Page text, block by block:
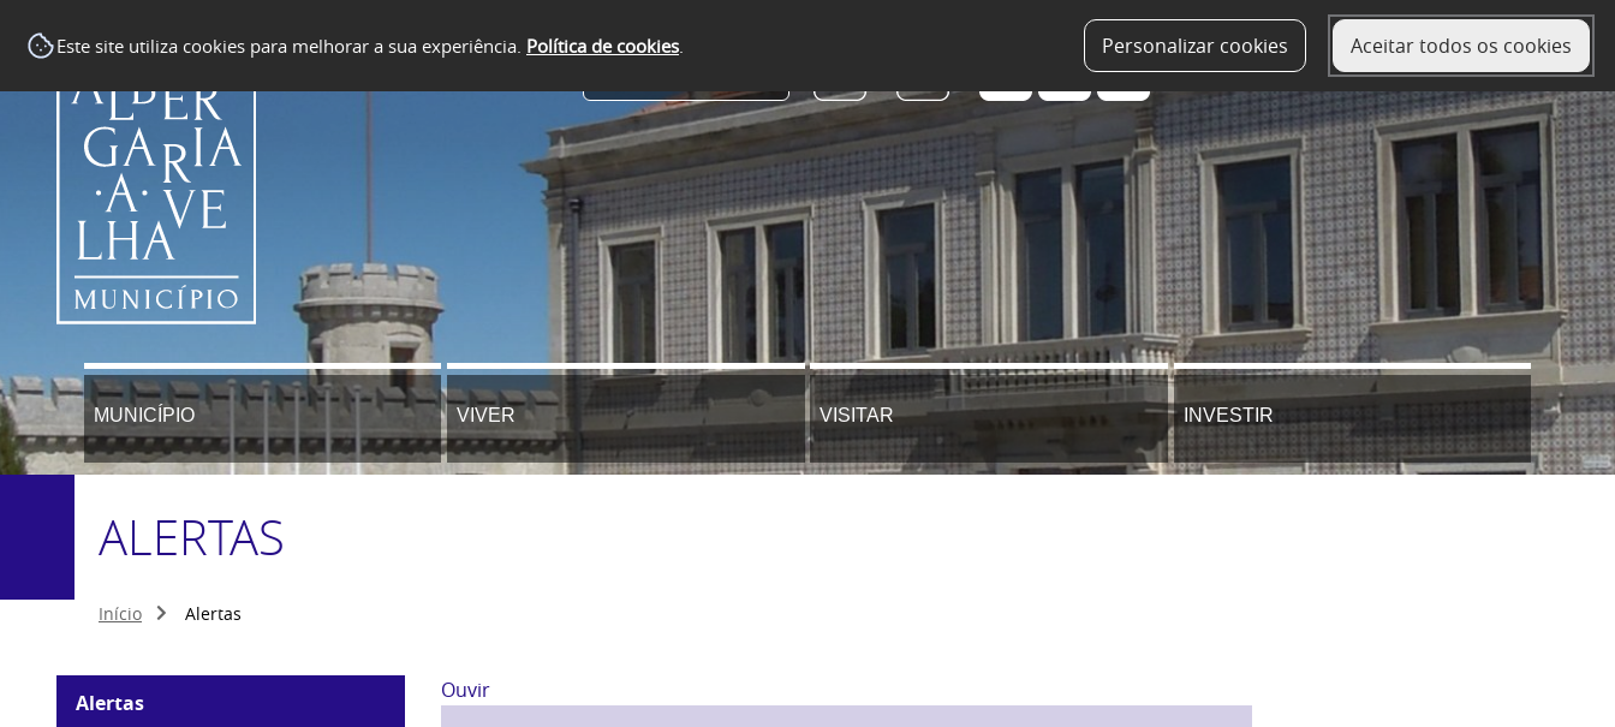
Este site utiliza cookies para melhorar a sua experiência. Política de cookies. Personalizar cookies
Aceitar todos os cookies
MUNICÍPIO VIVER VISITAR INVESTIR
ALERTAS
Início Alertas
Alertas Ouvir